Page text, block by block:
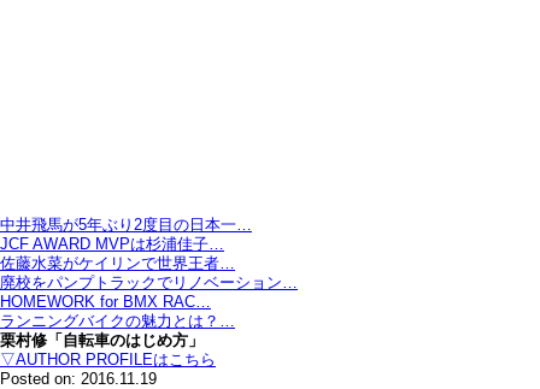
中井飛馬が5年ぶり2度目の日本一…
JCF AWARD MVPは杉浦佳子…
佐藤水菜がケイリンで世界王者…
廃校をパンプトラックでリノベーション…
HOMEWORK for BMX RAC…
ランニングバイクの魅力とは？…
栗村修「自転車のはじめ方」
▽AUTHOR PROFILEはこちら
Posted on: 2016.11.19